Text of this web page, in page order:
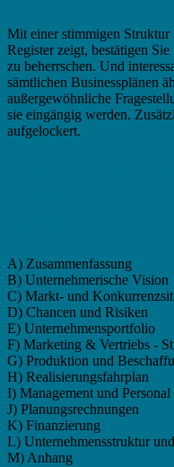
Mit einer stimmigen Struktur
Register zeigt, bestätigen
zu beherrschen. Und
sämtlichen Businessplänen
außergewöhnliche
sie eingängig werden.
aufgelockert.
A) Zusammenfassung
B) Unternehmerische Vision
C) Markt- und
D) Chancen und Risiken
E) Unternehmensportfolio
F) Marketing & Vertriebs -
G) Produktion und
H) Realisierungsfahrplan
I) Management und Personal
J) Planungsrechnungen
K) Finanzierung
L) Unternehmensstruktur
M) Anhang